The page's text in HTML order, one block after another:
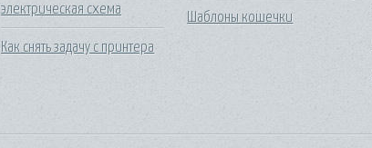
электрическая схема
Как снять задачу с принтера
Шаблоны кошечки